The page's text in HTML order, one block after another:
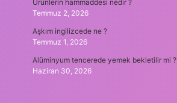
Ürünlerin hammaddesi nedir ?
Temmuz 2, 2026
Aşkım ingilizcede ne ?
Temmuz 1, 2026
Alüminyum tencerede yemek bekletilir mi ?
Haziran 30, 2026